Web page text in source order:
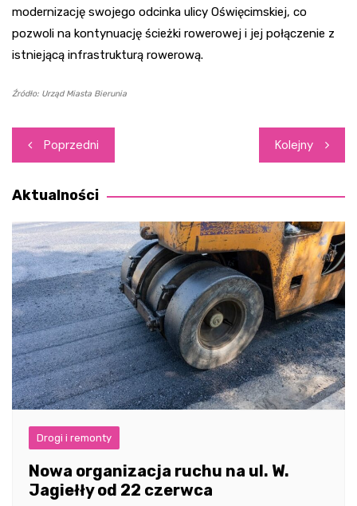
modernizację swojego odcinka ulicy Oświęcimskiej, co
pozwoli na kontynuację ścieżki rowerowej i jej połączenie z
istniejącą infrastrukturą rowerową.
Źródło: Urząd Miasta Bierunia
Nawigacja
wpisu
Poprzedni Kolejny
Aktualności
Drogi i remonty
Nowa organizacja ruchu na ul. W.
Jagiełły od 22 czerwca